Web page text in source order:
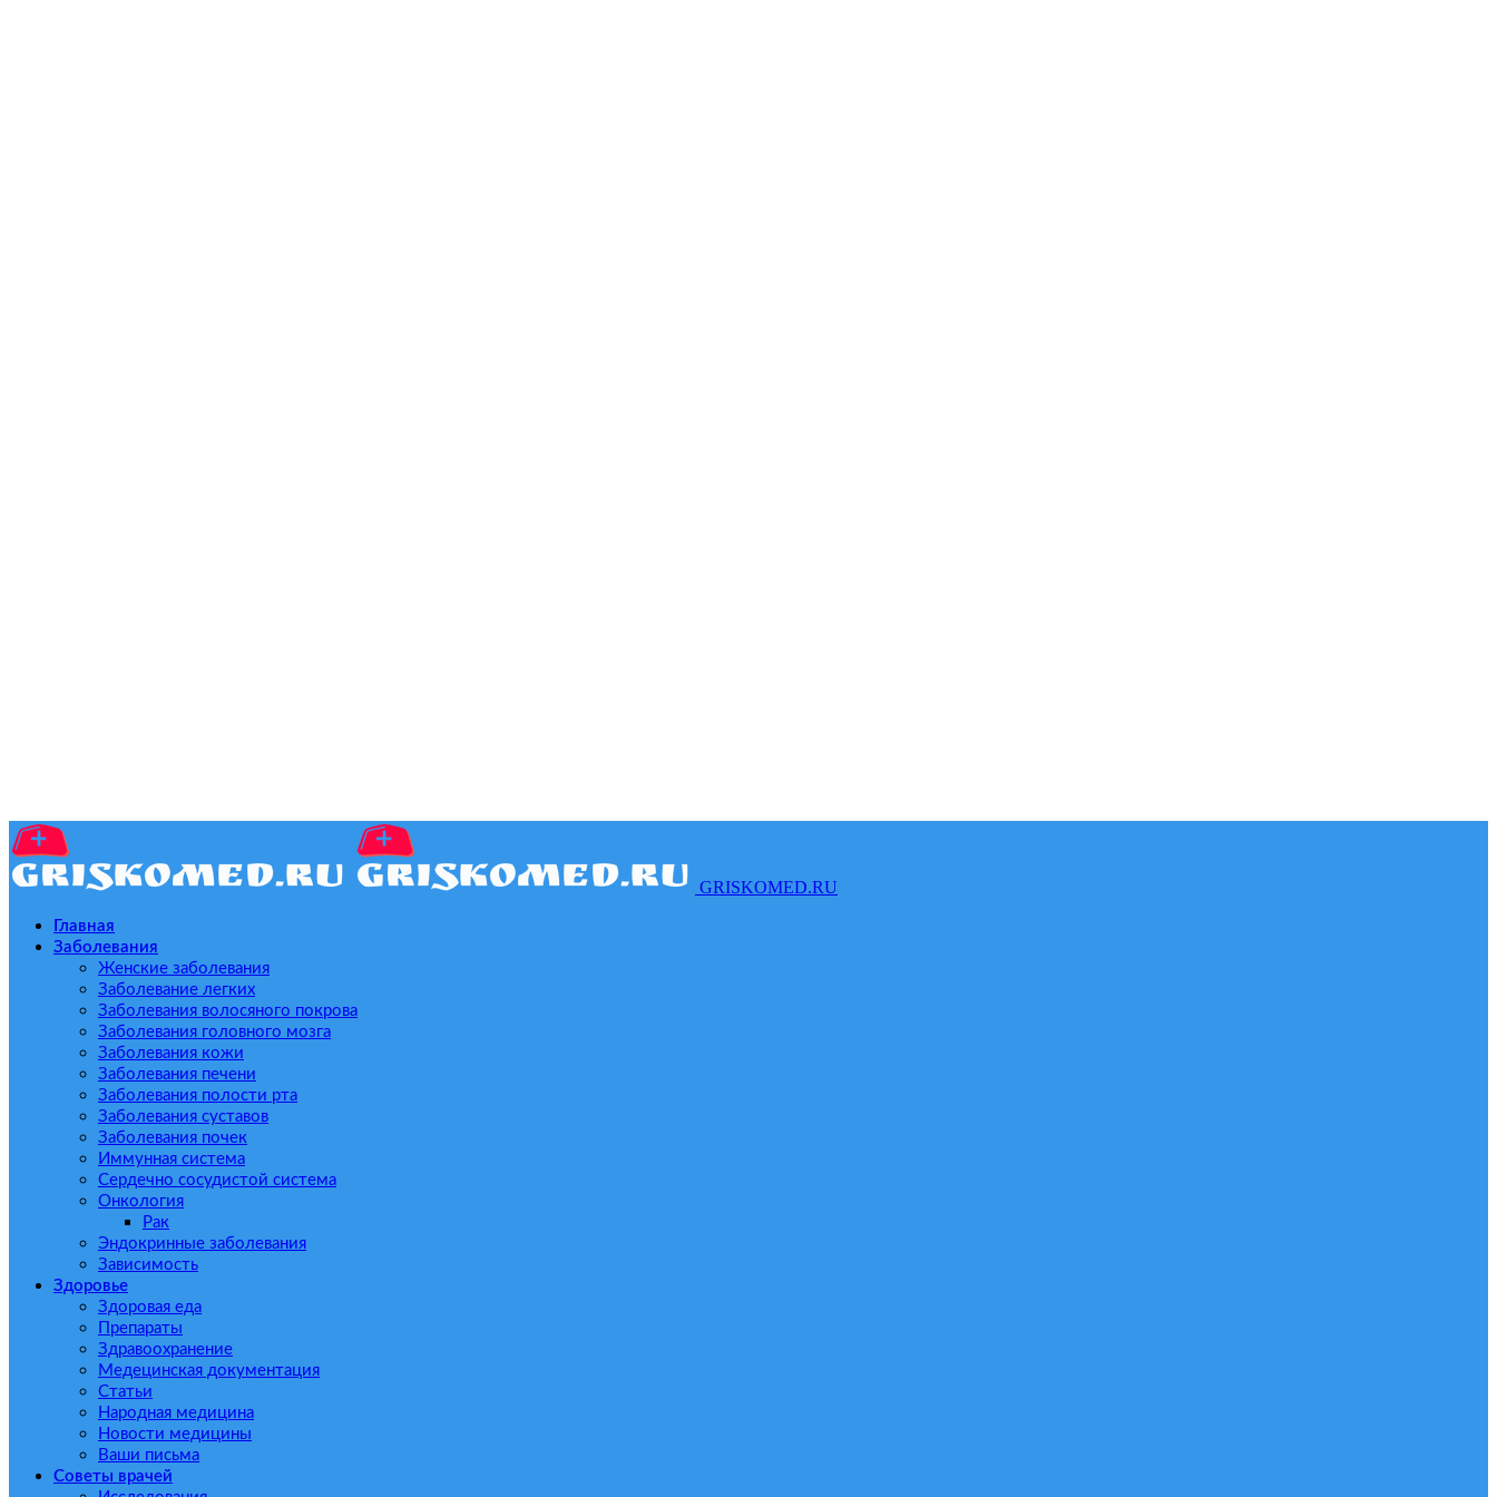
GRISKOMED.RU
Главная
Заболевания
Женские заболевания
Заболевание легких
Заболевания волосяного покрова
Заболевания головного мозга
Заболевания кожи
Заболевания печени
Заболевания полости рта
Заболевания суставов
Заболевания почек
Иммунная система
Сердечно сосудистой система
Онкология
Рак
Эндокринные заболевания
Зависимость
Здоровье
Здоровая еда
Препараты
Здравоохранение
Медецинская документация
Статьи
Народная медицина
Новости медицины
Ваши письма
Советы врачей